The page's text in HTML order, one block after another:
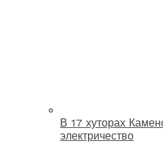
В 17 хуторах
электричество